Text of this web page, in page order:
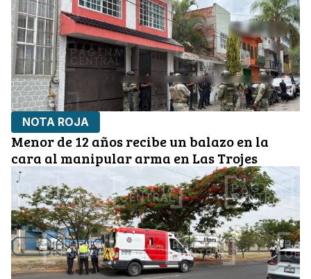
NOTA ROJA
Menor de 12 años recibe un balazo en la
cara al manipular arma en Las Trojes